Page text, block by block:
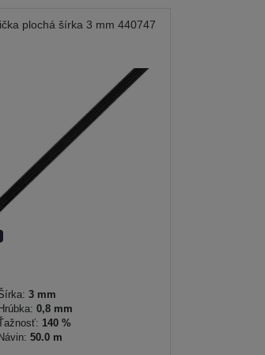
plochá šírka 3 mm 440747
3 mm
Hrúbka: 0,8 mm
140 %
Návin: 50.0 m